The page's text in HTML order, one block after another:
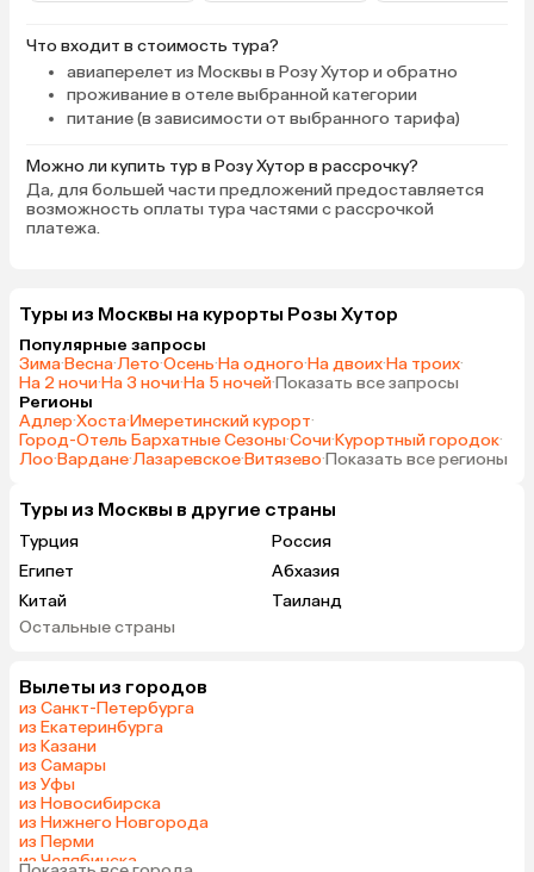
Что входит в стоимость тура?
авиаперелет из Москвы в Розу Хутор и обратно
проживание в отеле выбранной категории
питание (в зависимости от выбранного тарифа)
Можно ли купить тур в Розу Хутор в рассрочку?
Да, для большей части предложений предоставляется
возможность оплаты тура частями с рассрочкой
платежа.
Туры из Москвы на курорты Розы Хутор
Популярные запросы
Зима·Весна·Лето·Осень·На одного·На двоих·На троих·
На 2 ночи·На 3 ночи·На 5 ночей·Показать все запросы
Регионы
Адлер·Хоста·Имеретинский курорт·
Город-Отель Бархатные Сезоны·Сочи·Курортный городок·
Лоо·Вардане·Лазаревское·Витязево·Показать все регионы
Туры из Москвы в другие страны
Турция
Россия
Египет
Абхазия
Китай
Таиланд
Вьетнам
Грузия
Индонезия
Сейшелы
Казахстан
Узбекистан
Маврикий
Остальные страны
Вылеты из городов
из Санкт-Петербурга
из Екатеринбурга
из Казани
из Самары
из Уфы
из Новосибирска
из Нижнего Новгорода
из Перми
из Челябинска